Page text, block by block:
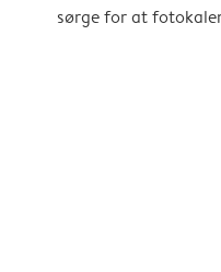
sørge for at